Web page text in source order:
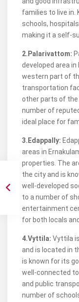
families to live in.
schools,
making it a self-
2.Palarivattom:
developed area
western part of
transportation
other parts of the
number of
ideal place for
3.Edappally:
areas in
properties. The
the city and is
well-developed
to a number of
entertainment
for both locals
4.Vyttila: Vyttila
and is located in
is known for its
well-connected
and public
number of